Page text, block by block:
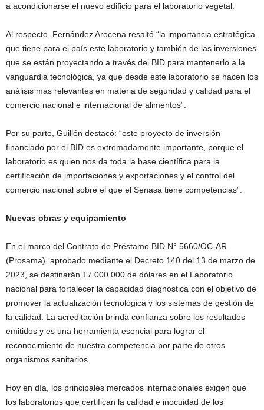
a acondicionarse el nuevo edificio para el laboratorio vegetal.
Al respecto, Fernández Arocena resaltó “la importancia estratégica
que tiene para el país este laboratorio y también de las inversiones
que se están proyectando a través del BID para mantenerlo a la
vanguardia tecnológica, ya que desde este laboratorio se hacen los
análisis más relevantes en materia de seguridad y calidad para el
comercio nacional e internacional de alimentos”.
Por su parte, Guillén destacó: “este proyecto de inversión
financiado por el BID es extremadamente importante, porque el
laboratorio es quien nos da toda la base científica para la
certificación de importaciones y exportaciones y el control del
comercio nacional sobre el que el Senasa tiene competencias”.
Nuevas obras y equipamiento
En el marco del Contrato de Préstamo BID N° 5660/OC-AR
(Prosama), aprobado mediante el Decreto 140 del 13 de marzo de
2023, se destinarán 17.000.000 de dólares en el Laboratorio
nacional para fortalecer la capacidad diagnóstica con el objetivo de
promover la actualización tecnológica y los sistemas de gestión de
la calidad. La acreditación brinda confianza sobre los resultados
emitidos y es una herramienta esencial para lograr el
reconocimiento de nuestra competencia por parte de otros
organismos sanitarios.
Hoy en día, los principales mercados internacionales exigen que
los laboratorios que certifican la calidad e inocuidad de los